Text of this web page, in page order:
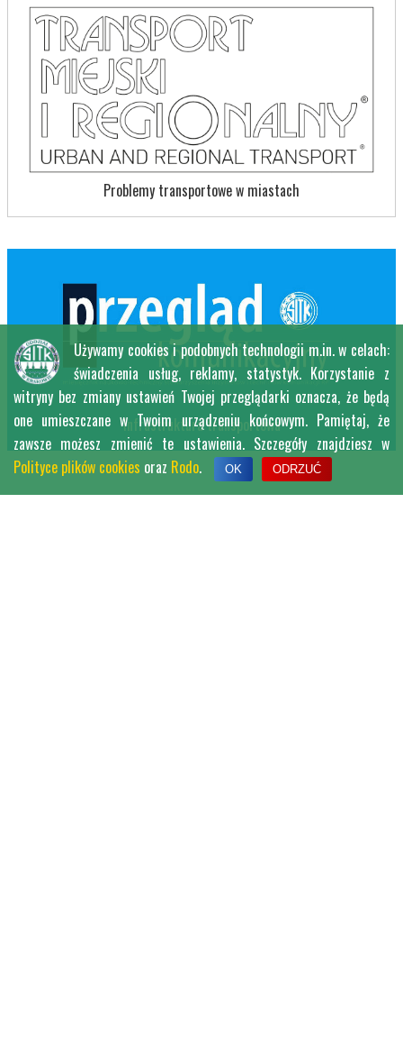
Problemy transportowe w miastach
Infrastruktura transportowa
Używamy cookies i podobnych technologii m.in. w celach:
świadczenia usług, reklamy, statystyk. Korzystanie z
witryny bez zmiany ustawień Twojej przeglądarki oznacza, że będą
one umieszczane w Twoim urządzeniu końcowym. Pamiętaj, że
zawsze możesz zmienić te ustawienia. Szczegóły znajdziesz w
Polityce plików cookies oraz Rodo. OK ODRZUĆ